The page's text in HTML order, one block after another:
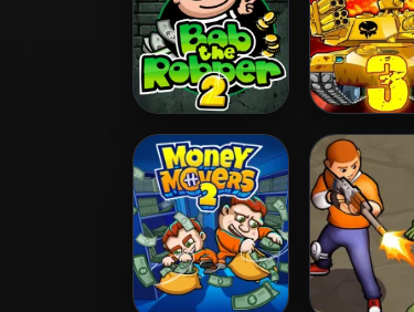
Bob The Robber 2 Dead